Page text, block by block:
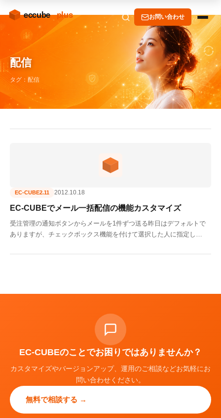
お問い合わせ
配信
タグ：配信
EC-CUBE2.11 2012.10.18
EC-CUBEでメール一括配信の機能カスタマイズ
受注管理の通知ボタンからメールを1件ずつ送る昨日はデフォルトで
ありますが、チェックボックス機能を付けて選択した人に指定し…
EC-CUBEのことでお困りではありませんか？
カスタマイズやバージョンアップ、運用のご相談などお気軽にお
問い合わせください。
無料で相談する →